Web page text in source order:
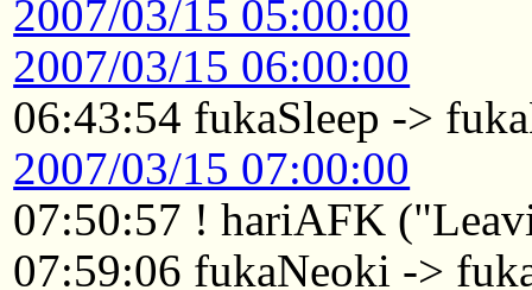
2007/03/15 05:00:00
2007/03/15 06:00:00
06:43:54 fukaSleep ->
2007/03/15 07:00:00
07:50:57 ! hariAFK
07:59:06 fukaNeoki ->